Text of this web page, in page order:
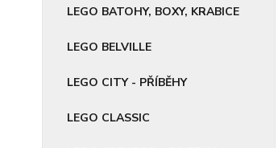
LEGO BATOHY, BOXY, KRABICE
LEGO BELVILLE
LEGO CITY - PŘÍBĚHY
LEGO CLASSIC